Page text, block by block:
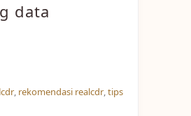
data
, rekomendasi realcdr,tips